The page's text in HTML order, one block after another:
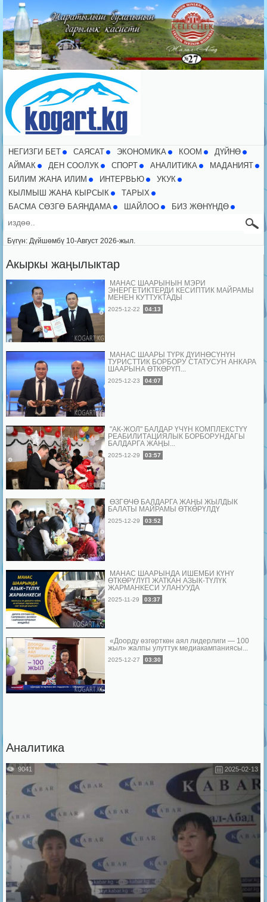
НЕГИЗГИ БЕТ CАЯСАТ ЭКОНОМИКА КООМ
ДҮЙНӨ
АЙМАК
ДЕН СООЛУК СПОРТ АНАЛИТИКА
МАДАНИЯТ
БИЛИМ ЖАНА ИЛИМ
ИНТЕРВЬЮ
УКУК
КЫЛМЫШ ЖАНА КЫРСЫК
ТАРЫХ
БАСМА СӨЗГӨ БАЯНДАМА
ШАЙЛОО БИЗ ЖӨНҮНДӨ
Бүгүн: Дүйшөмбү 10-Август 2026-жыл.
Акыркы жаңылыктар
МАНАС ШААРЫНЫН МЭРИ
ЭНЕРГЕТИКТЕРДИ КЕСИПТИК МАЙРАМЫ
МЕНЕН КУТТУКТАДЫ
2025-12-22 04:13
МАНАС ШААРЫ ТҮРК ДҮЙНӨСҮНҮН
ТУРИСТТИК БОРБОРУ СТАТУСУН АНКАРА
ШААРЫНА ӨТКӨРҮП...
2025-12-23 04:07
"АК-ЖОЛ" БАЛДАР ҮЧҮН КОМПЛЕКСТҮҮ
РЕАБИЛИТАЦИЯЛЫК БОРБОРУНДАГЫ
БАЛДАРГА ЖАҢЫ...
2025-12-29 03:57
ӨЗГӨЧӨ БАЛДАРГА ЖАҢЫ ЖЫЛДЫК
БАЛАТЫ МАЙРАМЫ ӨТКӨРҮЛДҮ
2025-12-29 03:52
МАНАС ШААРЫНДА ИШЕМБИ КҮНҮ
ӨТКӨРҮЛҮП ЖАТКАН АЗЫК-ТҮЛҮК
ЖАРМАНКЕСИ УЛАНУУДА
2025-11-29 03:37
«Доорду өзгөрткөн аял лидерлиги — 100
жыл» жалпы улуттук медиакампаниясы...
2025-12-27 03:30
Аналитика
2025-02-13
9041